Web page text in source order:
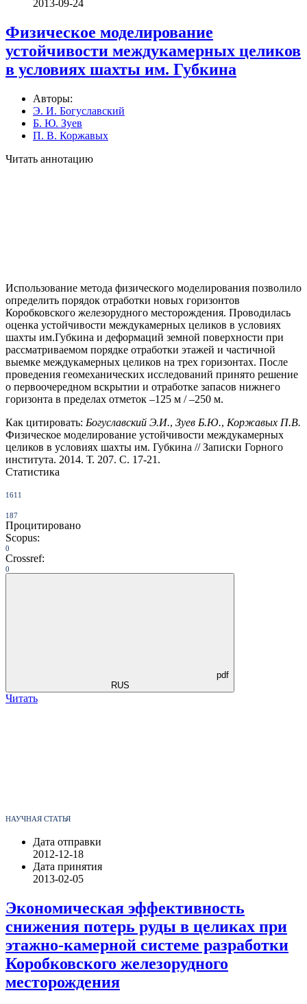
2013-09-24
Физическое моделирование
устойчивости междукамерных целиков
в условиях шахты им. Губкина
Авторы:
Э. И. Богуславский
Б. Ю. Зуев
П. В. Коржавых
Читать аннотацию
Использование метода физического моделирования позволило
определить порядок отработки новых горизонтов
Коробковского железорудного месторождения. Проводилась
оценка устойчивости междукамерных целиков в условиях
шахты им.Губкина и деформаций земной поверхности при
рассматриваемом порядке отработки этажей и частичной
выемке междукамерных целиков на трех горизонтах. После
проведения геомеханических исследований принято решение
о первоочередном вскрытии и отработке запасов нижнего
горизонта в пределах отметок –125 м / –250 м.
Как цитировать: Богуславский Э.И., Зуев Б.Ю., Коржавых П.В.
Физическое моделирование устойчивости междукамерных
целиков в условиях шахты им. Губкина // Записки Горного
института. 2014. Т. 207. С. 17-21.
Статистика
1611
187
Процитировано
Scopus:
0
Crossref:
0
pdf
RUS
Читать
НАУЧНАЯ СТАТЬЯ
Дата отправки
2012-12-18
Дата принятия
2013-02-05
Экономическая эффективность
снижения потерь руды в целиках при
этажно-камерной системе разработки
Коробковского железорудного
месторождения